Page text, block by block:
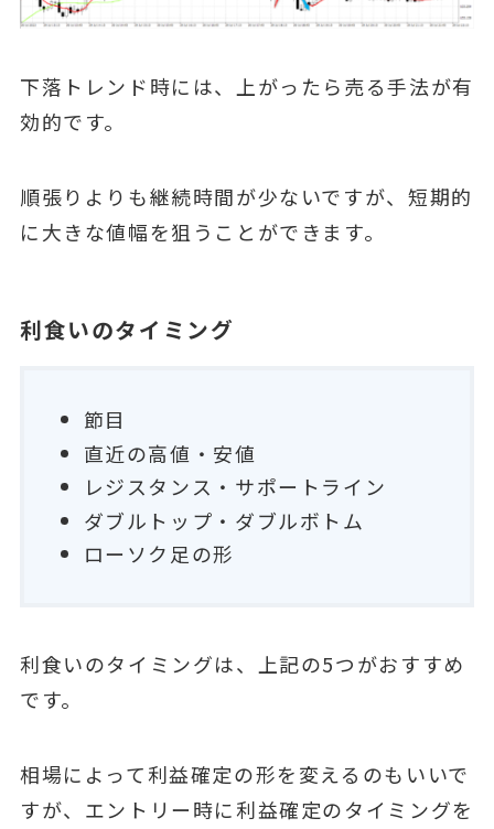
下落トレンド時には、上がったら売る手法が有
効的です。
順張りよりも継続時間が少ないですが、短期的
に大きな値幅を狙うことができます。
利食いのタイミング
節目
直近の高値・安値
レジスタンス・サポートライン
ダブルトップ・ダブルボトム
ローソク足の形
利食いのタイミングは、上記の5つがおすすめ
です。
相場によって利益確定の形を変えるのもいいで
すが、エントリー時に利益確定のタイミングを